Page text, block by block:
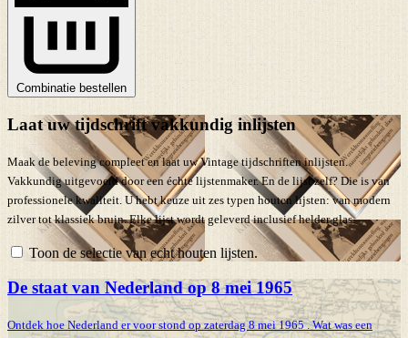
Combinatie bestellen
Laat uw tijdschrift vakkundig inlijsten
Maak de beleving compleet en laat uw Vintage tijdschriften inlijsten.
Vakkundig uitgevoerd door een échte lijstenmaker. En de lijst zelf? Die is van
professionele kwaliteit. U hebt keuze uit zes typen houten lijsten: van modern
zilver tot klassiek bruin. Elke lijst wordt geleverd inclusief helder glas.
Toon de selectie van echt houten lijsten.
De staat van Nederland op 8 mei 1965
Ontdek hoe Nederland er voor stond op zaterdag 8 mei 1965 . Wat was een